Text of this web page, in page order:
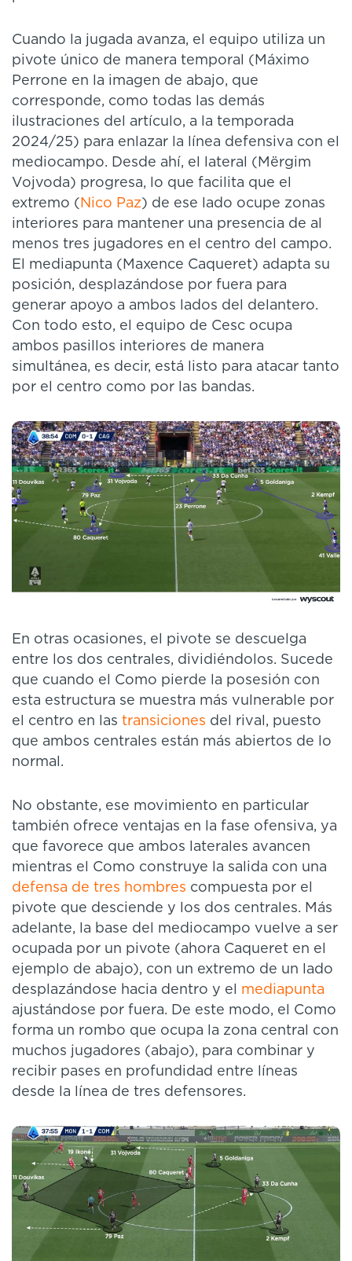
Cuando la jugada avanza, el equipo utiliza un
pivote único de manera temporal (Máximo
Perrone en la imagen de abajo, que
corresponde, como todas las demás
ilustraciones del artículo, a la temporada
2024/25) para enlazar la línea defensiva con el
mediocampo. Desde ahí, el lateral (Mërgim
Vojvoda) progresa, lo que facilita que el
extremo ( Nico Paz) de ese lado ocupe zonas
interiores para mantener una presencia de al
menos tres jugadores en el centro del campo.
El mediapunta (Maxence Caqueret) adapta su
posición, desplazándose por fuera para
generar apoyo a ambos lados del delantero.
Con todo esto, el equipo de Cesc ocupa
ambos pasillos interiores de manera
simultánea, es decir, está listo para atacar tanto
por el centro como por las bandas.
En otras ocasiones, el pivote se descuelga
entre los dos centrales, dividiéndolos. Sucede
que cuando el Como pierde la posesión con
esta estructura se muestra más vulnerable por
el centro en las transiciones del rival, puesto
que ambos centrales están más abiertos de lo
normal.
No obstante, ese movimiento en particular
también ofrece ventajas en la fase ofensiva, ya
que favorece que ambos laterales avancen
mientras el Como construye la salida con una
defensa de tres hombres compuesta por el
pivote que desciende y los dos centrales. Más
adelante, la base del mediocampo vuelve a ser
ocupada por un pivote (ahora Caqueret en el
ejemplo de abajo), con un extremo de un lado
desplazándose hacia dentro y el mediapunta
ajustándose por fuera. De este modo, el Como
forma un rombo que ocupa la zona central con
muchos jugadores (abajo), para combinar y
recibir pases en profundidad entre líneas
desde la línea de tres defensores.